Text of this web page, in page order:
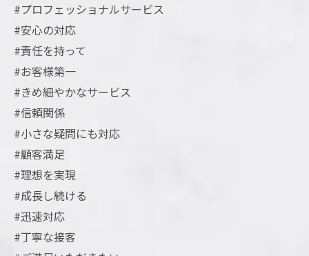
#プロフェッショナルサービス
#安心の対応
#責任を持って
#お客様第一
#きめ細やかなサービス
#信頼関係
#小さな疑問にも対応
#顧客満足
#理想を実現
#成長し続ける
#迅速対応
#丁寧な接客